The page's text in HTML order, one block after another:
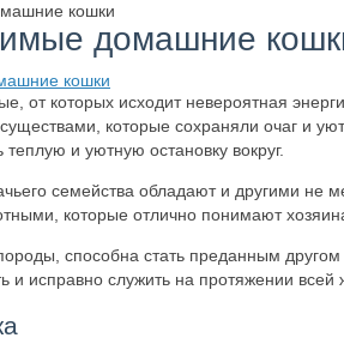
кошки
домашние
от которых исходит невероятная
которые сохраняли очаг и
теплую и уютную остановку вокруг.
семейства обладают и другими не
которые отлично понимают
способна стать преданным
и исправно служить на протяжении всей